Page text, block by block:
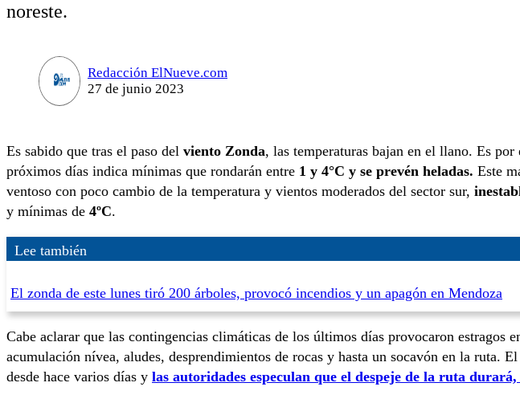
noreste.
Redacción ElNueve.com
27 de junio 2023
Es sabido que tras el paso del viento Zonda, las temperaturas bajan en el llano. Es
próximos días indica mínimas que rondarán entre 1 y 4°C y se prevén heladas. Este
ventoso con poco cambio de la temperatura y vientos moderados del sector sur,
y mínimas de 4ºC.
Lee también
El zonda de este lunes tiró 200 árboles, provocó incendios y un apagón en Mendoza
Cabe aclarar que las contingencias climáticas de los últimos días provocaron estragos
acumulación nívea, aludes, desprendimientos de rocas y hasta un socavón en la ruta.
desde hace varios días y las autoridades especulan que el despeje de la ruta